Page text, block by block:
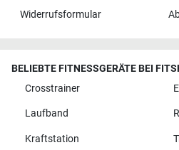
Widerrufsformular
BELIEBTE FITNESSGERÄTE BEI
Crosstrainer
Laufband
Kraftstation